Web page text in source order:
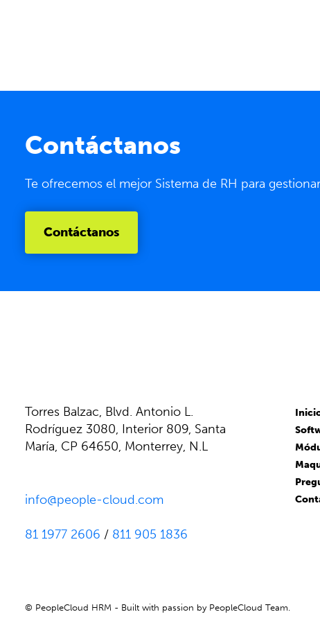
Contáctanos
Te ofrecemos el mejor Sistema de RH para
Contáctanos
Torres Balzac, Blvd. Antonio L.
Rodríguez 3080, Interior 809, Santa
María, CP 64650, Monterrey, N.L
info@people-cloud.com
81 1977 2606 / 811 905 1836
© PeopleCloud HRM - Built with passion by PeopleCloud Team.